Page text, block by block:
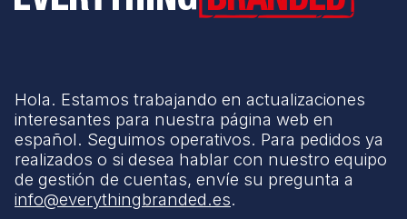
Hola. Estamos trabajando en actualizaciones
interesantes para nuestra página web en
español. Seguimos operativos. Para pedidos ya
realizados o si desea hablar con nuestro equipo
de gestión de cuentas, envíe su pregunta a
info@everythingbranded.es.